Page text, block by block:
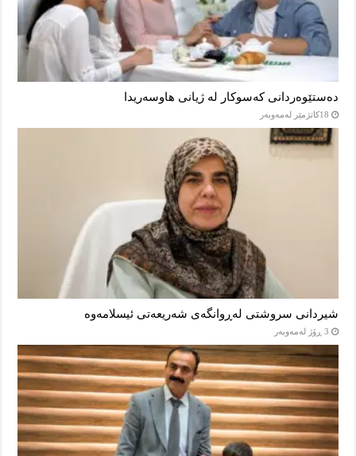
دەستێوەردانی کەسوکار لە ژیانی هاوسەریدا
18كاتژمێر لەمەوبەر
شیردانی سروشتی لەڕوانگەی شەریعەتی ئیسلامەوە
3 ڕۆژ لەمەوبەر